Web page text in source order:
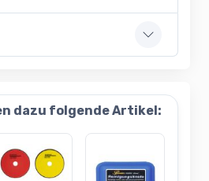
dazu folgende Artikel: